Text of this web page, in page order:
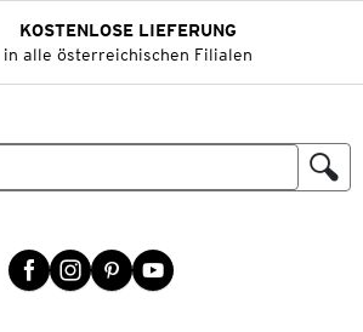
KOSTENLOSE LIEFERUNG
in alle österreichischen Filialen